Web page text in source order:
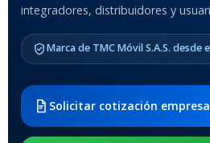
integradores, distribuidores y
Marca de TMC Móvil S.A.S. desde
Solicitar cotización